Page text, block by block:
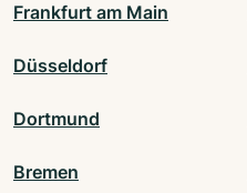
Frankfurt am Main
Düsseldorf
Dortmund
Bremen